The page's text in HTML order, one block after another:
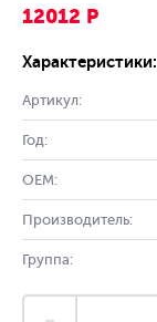
12012 Р
Характеристики:
Артикул:
Год:
OEM:
Производитель:
Группа: